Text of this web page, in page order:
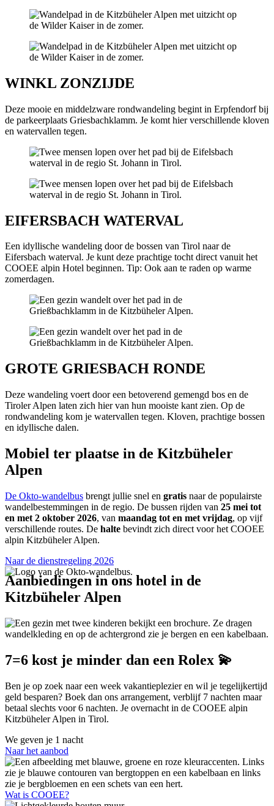
WINKL ZONZIJDE
Deze mooie en middelzware rondwandeling begint in Erpfendorf bij
de parkeerplaats Griesbachklamm. Je komt hier verschillende kloven
en watervallen tegen.
EIFERSBACH WATERVAL
Een idyllische wandeling door de bossen van Tirol naar de
Eifersbach waterval. Je kunt deze prachtige tocht direct vanuit het
COOEE alpin Hotel beginnen. Tip: Ook aan te raden op warme
zomerdagen.
GROTE GRIESBACH RONDE
Deze wandeling voert door een betoverend gemengd bos en de
Tiroler Alpen laten zich hier van hun mooiste kant zien. Op de
rondwandeling kom je watervallen tegen. Kloven, prachtige bossen
en idyllische dalen.
Mobiel ter plaatse in de Kitzbüheler
Alpen
De Okto-wandelbus brengt jullie snel en gratis naar de populairste
wandelbestemmingen in de regio. De bussen rijden van 25 mei tot
en met 2 oktober 2026, van maandag tot en met vrijdag, op vijf
verschillende routes. De halte bevindt zich direct voor het COOEE
alpin Kitzbüheler Alpen.
Naar de dienstregeling 2026
Aanbiedingen in ons hotel in de
Kitzbüheler Alpen
7=6 kost je minder dan een Rolex 💫
Ben je op zoek naar een week vakantieplezier en wil je tegelijkertijd
geld besparen? Boek dan ons arrangement, verblijf 7 nachten maar
betaal slechts voor 6 nachten. Je overnacht in de COOEE alpin
Kitzbüheler Alpen in Tirol.
We geven je 1 nacht
Naar het aanbod
Wat is COOEE?